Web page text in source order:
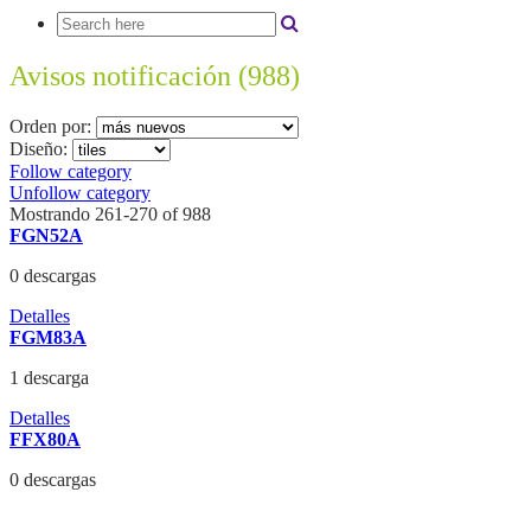
Avisos notificación (988)
Orden por:
Diseño:
Follow category
Unfollow category
Mostrando 261-270 of 988
FGN52A
0 descargas
Detalles
FGM83A
1 descarga
Detalles
FFX80A
0 descargas